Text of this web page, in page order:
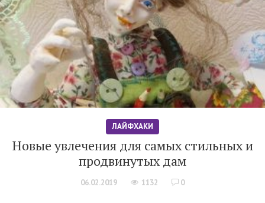
ЛАЙФХАКИ
Новые увлечения для самых стильных и
продвинутых дам
06.02.2019 1132 0